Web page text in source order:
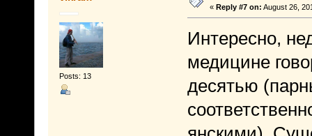
Posts: 13
« Reply #7 on: August 26,
Интересно,
медицине
десятью